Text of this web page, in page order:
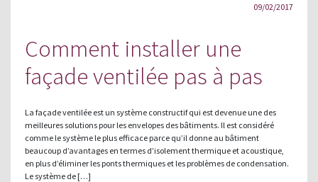
09/02/2017
Comment installer une
façade ventilée pas à pas
La façade ventilée est un système constructif qui est devenue une des
meilleures solutions pour les envelopes des bâtiments. Il est considéré
comme le système le plus efficace parce qu’il donne au bâtiment
beaucoup d’avantages en termes d’isolement thermique et acoustique,
en plus d’éliminer les ponts thermiques et les problèmes de condensation.
Le système de […]